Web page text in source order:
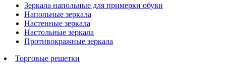
Зеркала напольные для примерки обуви
Напольные зеркала
Настенные зеркала
Настольные зеркала
Противокражные зеркала
Торговые решетки